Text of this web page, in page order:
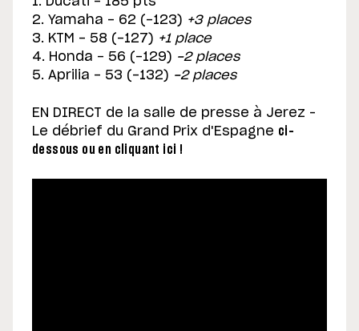
2. Yamaha - 62 (-123) +3 places
3. KTM - 58 (-127) +1 place
4. Honda - 56 (-129) -2 places
5. Aprilia - 53 (-132) -2 places
EN DIRECT de la salle de presse à Jerez –
Le débrief du Grand Prix d'Espagne ci-
dessous ou en cliquant ici !